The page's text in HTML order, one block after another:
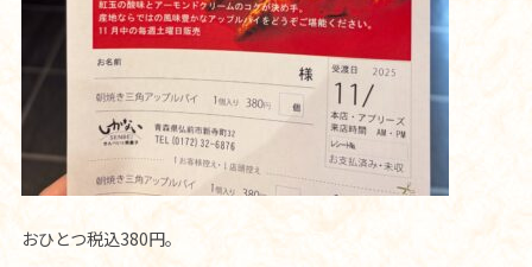
おひとつ税込380円。